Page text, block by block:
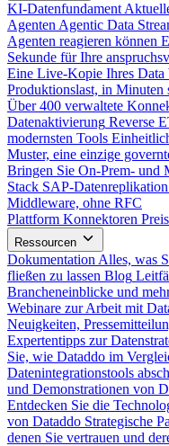
KI-Datenfundament
Agenten Agentic Data
Agenten reagieren können
Sekunde für Ihre
Eine Live-Kopie Ihres Data
Produktionslast, in Minuten
Über 400 verwaltete
Datenaktivierung Reverse
modernsten Tools
Muster, eine einzige
Bringen Sie On-Prem- und
Stack SAP-Datenreplikation
Middleware, ohne RFC
Plattform Konnektoren
Ressourcen
Dokumentation Alles, was
fließen zu lassen Blog
Brancheneinblicke und
Webinare zur Arbeit mit
Neuigkeiten,
Expertentipps zur
Sie, wie Dataddo im
Datenintegrationstools
und Demonstrationen von
Entdecken Sie die
von Dataddo Strategische
denen Sie vertrauen und